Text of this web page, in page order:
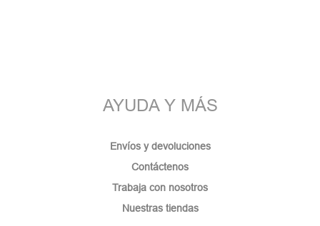
AYUDA Y MÁS
Envíos y devoluciones
Contáctenos
Trabaja con nosotros
Nuestras tiendas